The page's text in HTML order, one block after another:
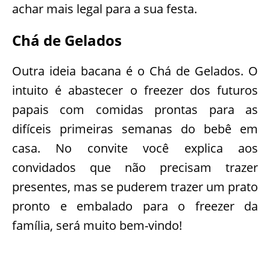
achar mais legal para a sua festa.
Chá de Gelados
Outra ideia bacana é o Chá de Gelados. O
intuito é abastecer o freezer dos futuros
papais com comidas prontas para as
difíceis primeiras semanas do bebê em
casa. No convite você explica aos
convidados que não precisam trazer
presentes, mas se puderem trazer um prato
pronto e embalado para o freezer da
família, será muito bem-vindo!